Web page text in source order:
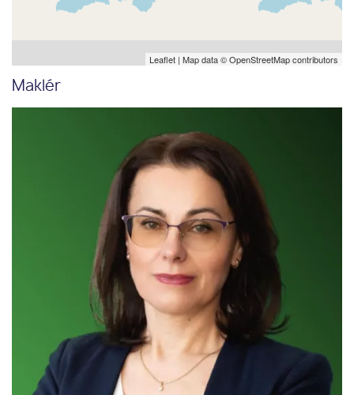
Leaflet | Map data ©OpenStreetMapcontributors
Maklér